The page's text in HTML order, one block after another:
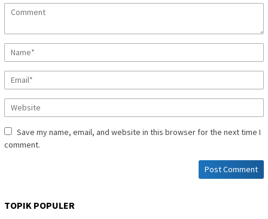
Save my name, email, and website in this browser for the next time I
comment.
TOPIK POPULER